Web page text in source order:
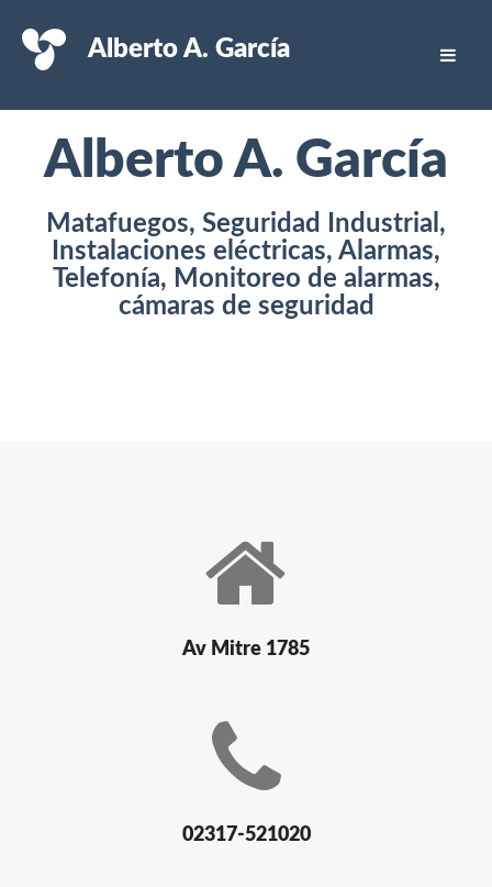
Alberto A. García
Alberto A. García
Matafuegos, Seguridad Industrial,
Instalaciones eléctricas, Alarmas,
Telefonía, Monitoreo de alarmas,
cámaras de seguridad
Av Mitre 1785
02317-521020